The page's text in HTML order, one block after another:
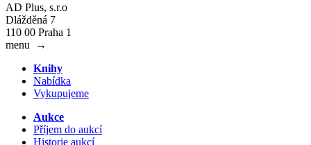
AD Plus, s.r.o
Dlážděná 7
110 00 Praha 1
menu
→
Knihy
Nabídka
Vykupujeme
Aukce
Příjem do aukcí
Historie aukcí